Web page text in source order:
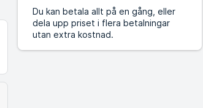
Du kan betala allt på en gång, eller
dela upp priset i flera betalningar
utan extra kostnad.